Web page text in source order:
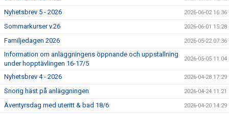
Nyhetsbrev 5 - 2026 2026-06-02 16:36
Sommarkurser v.26 2026-06-01 15:28
Familjedagen 2026 2026-05-22 07:36
Information om anläggningens öppnande och uppstallning
under hopptävlingen 16-17/5
2026-05-05 11:04
Nyhetsbrev 4 - 2026 2026-04-28 17:29
Snorig häst på anläggningen 2026-04-24 11:21
Äventyrsdag med uteritt & bad 18/6 2026-04-20 14:29